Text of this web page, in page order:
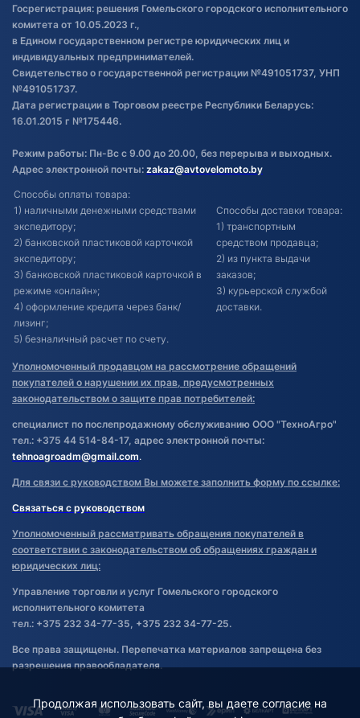
Обновления в ЭПТС 2024
Госрегистрация: решения Гомельского городского исполнительного
комитета от 10.05.2023 г.,
в Едином государственном регистре юридических лиц и
индивидуальных предпринимателей.
Свидетельство о государственной регистрации №491051737, УНП
№491051737.
Дата регистрации в Торговом реестре Республики Беларусь:
16.01.2015 г №175446.
Режим работы: Пн-Вс с 9.00 до 20.00, без перерыва и выходных.
Адрес электронной почты: zakaz@avtovelomoto.by
Способы оплаты товара:
1) наличными денежными средствами
экспедитору;
2) банковской пластиковой карточкой
экспедитору;
3) банковской пластиковой карточкой в
режиме «онлайн»;
4) оформление кредита через банк/
лизинг;
5) безналичный расчет по счету.
Способы доставки товара:
1) транспортным
средством продавца;
2) из пункта выдачи
заказов;
3) курьерской службой
доставки.
Уполномоченный продавцом на рассмотрение обращений
покупателей о нарушении их прав, предусмотренных
законодательством о защите прав потребителей:
специалист по послепродажному обслуживанию ООО "ТехноАгро"
тел.: +375 44 514-84-17, адрес электронной почты:
tehnoagroadm@gmail.com.
Для связи с руководством Вы можете заполнить форму по ссылке:
Связаться с руководством
Уполномоченный рассматривать обращения покупателей в
соответствии с законодательством об обращениях граждан и
юридических лиц:
Управление торговли и услуг Гомельского городского
исполнительного комитета
тел.: +375 232 34-77-35, +375 232 34-77-25.
Все права защищены. Перепечатка материалов запрещена без
разрешения правообладателя.
Продолжая использовать сайт, вы даете согласие на